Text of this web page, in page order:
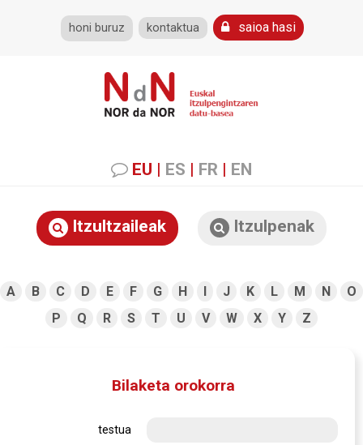
honi buruz kontaktua saioa hasi
EU | ES | FR | EN
Itzultzaileak Itzulpenak
A B C D E F G H I J K L M N
O
P
Q R S T U V W X Y Z
Bilaketa orokorra
testua